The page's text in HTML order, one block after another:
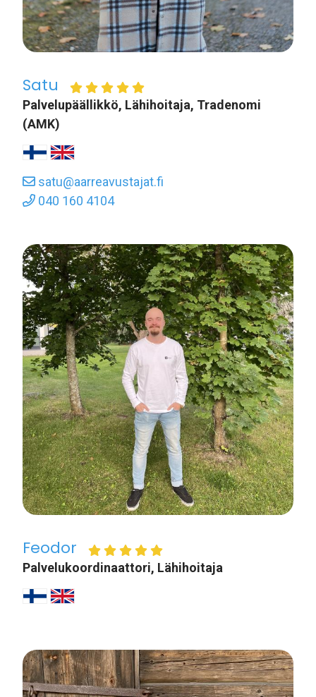
Satu
Palvelupäällikkö, Lähihoitaja, Tradenomi
(AMK)
satu@aarreavustajat.fi
040 160 4104
Feodor
Palvelukoordinaattori, Lähihoitaja